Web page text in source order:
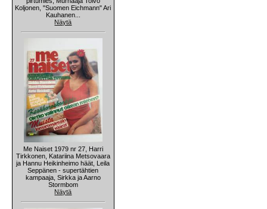
Koljonen, "Suomen Eichmann" Ari
Kauhanen...
Näytä
Me Naiset 1979 nr 27, Harri
Tirkkonen, Katariina Metsovaara
ja Hannu Heikinheimo häät, Leila
Seppänen - supertähtien
kampaaja, Sirkka ja Aarno
Stormbom
Näytä